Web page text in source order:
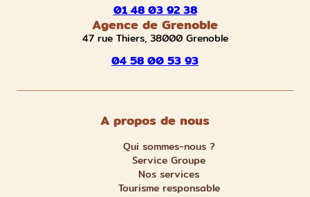
01 48 03 92 38
Agence de Grenoble
47 rue Thiers, 38000 Grenoble
04 58 00 53 93
A propos de nous
Qui sommes-nous ?
Service Groupe
Nos services
Tourisme responsable